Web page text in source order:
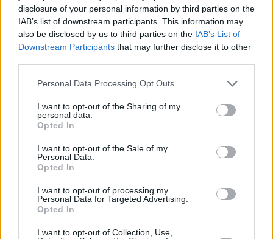
disclosure of your personal information by third parties on the
IAB’s list of downstream participants. This information may
also be disclosed by us to third parties on the IAB’s List of
Downstream Participants that may further disclose it to other
Personal Data Processing Opt Outs
I want to opt-out of the Sharing of my
personal data.
Opted In
I want to opt-out of the Sale of my
Personal Data.
Opted In
I want to opt-out of processing my
Personal Data for Targeted Advertising.
Opted In
I want to opt-out of Collection, Use,
Η Δανάη Μπάρκα κάνει pole dancing και
εντυπωσιάσει τους πάντες